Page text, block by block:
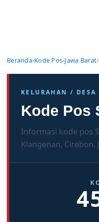
Beranda›Kode Pos›Jawa Barat›
KELURAHAN / DESA
Kode Pos
Informasi kode pos
Klangenan, Cirebon,